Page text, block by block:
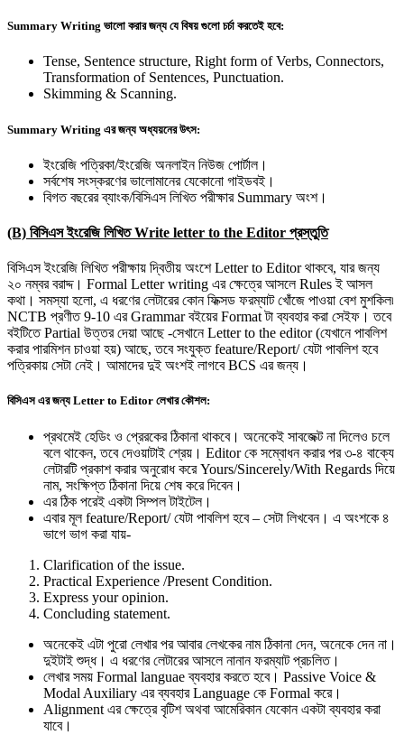
Summary Writing ভালো করার জন্য যে বিষয় গুলো চর্চা করতেই হবে:
Tense, Sentence structure, Right form of Verbs, Connectors,
Transformation of Sentences, Punctuation.
Skimming & Scanning.
Summary Writing এর জন্য অধ্যয়নের উৎস:
ইংরেজি পত্রিকা/ইংরেজি অনলাইন নিউজ পোর্টাল।
সর্বশেষ সংস্করণের ভালোমানের যেকোনো গাইডবই।
বিগত বছরের ব্যাংক/বিসিএস লিখিত পরীক্ষার Summary অংশ।
(B) বিসিএস ইংরেজি লিখিত Write letter to the Editor প্রস্তুতি
বিসিএস ইংরেজি লিখিত পরীক্ষায় দ্বিতীয় অংশে Letter to Editor থাকবে, যার জন্য
২০ নম্বর বরাদ্দ। Formal Letter writing এর ক্ষেত্রে আসলে Rules ই আসল
কথা। সমস্যা হলো, এ ধরণের লেটারের কোন ফিক্সড ফরম্যাট খোঁজে পাওয়া বেশ মুশকিল৷
NCTB প্রণীত 9-10 এর Grammar বইয়ের Format টা ব্যবহার করা সেইফ। তবে
বইটিতে Partial উত্তর দেয়া আছে -সেখানে Letter to the editor (যেখানে পাবলিশ
করার পারমিশন চাওয়া হয়) আছে, তবে সংযুক্ত feature/Report/ যেটা পাবলিশ হবে
পত্রিকায় সেটা নেই। আমাদের দুই অংশই লাগবে BCS এর জন্য।
বিসিএস এর জন্য Letter to Editor লেখার কৌশল:
প্রথমেই হেডিং ও প্রেরকের ঠিকানা থাকবে। অনেকেই সাবজেক্ট না দিলেও চলে
বলে থাকেন, তবে দেওয়াটাই শ্রেয়। Editor কে সম্বোধন করার পর ৩-৪ বাক্যে
লেটারটি প্রকাশ করার অনুরোধ করে Yours/Sincerely/With Regards দিয়ে
নাম, সংক্ষিপ্ত ঠিকানা দিয়ে শেষ করে দিবেন।
এর ঠিক পরেই একটা সিম্পল টাইটেল।
এবার মূল feature/Report/ যেটা পাবলিশ হবে – সেটা লিখবেন। এ অংশকে ৪
ভাগে ভাগ করা যায়-
Clarification of the issue.
Practical Experience /Present Condition.
Express your opinion.
Concluding statement.
অনেকেই এটা পুরো লেখার পর আবার লেখকের নাম ঠিকানা দেন, অনেকে দেন না।
দুইটাই শুদ্ধ। এ ধরণের লেটারের আসলে নানান ফরম্যাট প্রচলিত।
লেখার সময় Formal languae ব্যবহার করতে হবে। Passive Voice &
Modal Auxiliary এর ব্যবহার Language কে Formal করে।
Alignment এর ক্ষেত্রে বৃটিশ অথবা আমেরিকান যেকোন একটা ব্যবহার করা
যাবে।